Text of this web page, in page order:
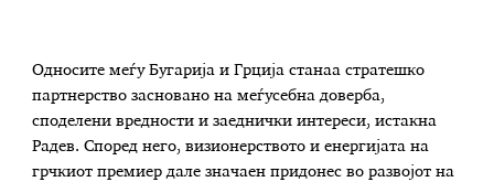
Односите меѓу Бугарија и Грција станаа стратешко
партнерство засновано на меѓусебна доверба,
споделени вредности и заеднички интереси, истакна
Радев. Според него, визионерството и енергијата на
грчкиот премиер дале значаен придонес во развојот на